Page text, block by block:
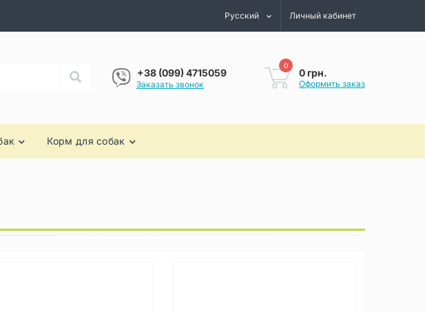
Русский Личный кабинет
+38 (099) 4715059
Заказать звонок
0
0 грн.
Оформить заказ
Корм для собак